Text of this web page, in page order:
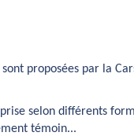
proposées par la
selon différents
témoin...